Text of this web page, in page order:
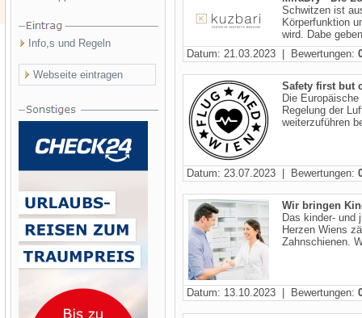
Info,s und Regeln
Webseite eintragen
Schwitzen ist
Körperfunktion
wird. Dabe
Datum: 21.03.2023 | Bewertungen:
Safety first but
Die
Regelung der
weiterzuführen
Datum: 23.07.2023 | Bewertungen:
Wir bringen
Das kinder- und
Herzen Wiens
Zahnschienen.
Datum: 13.10.2023 | Bewertungen: